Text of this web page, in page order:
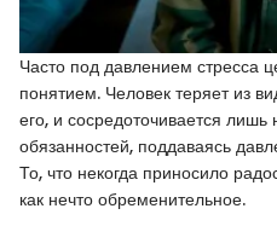
Часто под давлением стресса
понятием. Человек теряет из
его, и сосредоточивается
обязанностей, поддаваясь
То, что некогда приносило
как нечто обременительное.